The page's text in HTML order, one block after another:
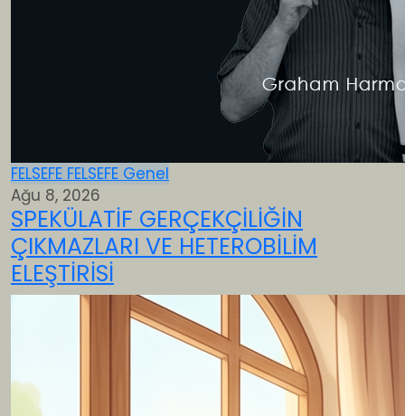
FELSEFE FELSEFE Genel
Ağu 8, 2026
SPEKÜLATİF GERÇEKÇİLİĞİN
ÇIKMAZLARI VE HETEROBİLİM
ELEŞTİRİSİ